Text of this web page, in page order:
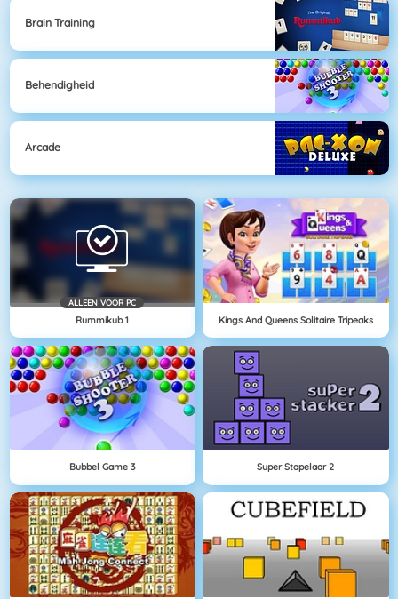
Brain Training
Behendigheid
Arcade
ALLEEN VOOR PC
Rummikub 1 Kings And Queens Solitaire Tripeaks
Bubbel Game 3 Super Stapelaar 2